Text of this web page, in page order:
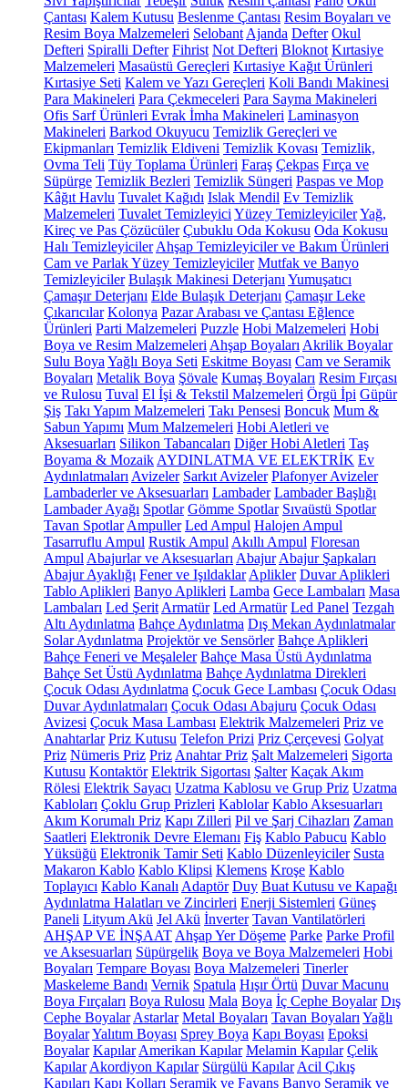
Çantası Kalem Kutusu Beslenme Çantası Resim Boyaları ve
Resim Boya Malzemeleri Selobant Ajanda Defter Okul
Defteri Spiralli Defter Fihrist Not Defteri Bloknot Kırtasiye
Malzemeleri Masaüstü Gereçleri Kırtasiye Kağıt Ürünleri
Kırtasiye Seti Kalem ve Yazı Gereçleri Koli Bandı Makinesi
Para Makineleri Para Çekmeceleri Para Sayma Makineleri
Ofis Sarf Ürünleri Evrak İmha Makineleri Laminasyon
Makineleri Barkod Okuyucu Temizlik Gereçleri ve
Ekipmanları Temizlik Eldiveni Temizlik Kovası Temizlik,
Ovma Teli Tüy Toplama Ürünleri Faraş Çekpas Fırça ve
Süpürge Temizlik Bezleri Temizlik Süngeri Paspas ve Mop
Kâğıt Havlu Tuvalet Kağıdı Islak Mendil Ev Temizlik
Malzemeleri Tuvalet Temizleyici Yüzey TemizleyicilerYağ,
Kireç ve Pas Çözücüler Çubuklu Oda Kokusu Oda Kokusu
Halı Temizleyiciler Ahşap Temizleyiciler ve Bakım Ürünleri
Cam ve Parlak Yüzey Temizleyiciler Mutfak ve Banyo
Temizleyiciler Bulaşık Makinesi Deterjanı Yumuşatıcı
Çamaşır Deterjanı Elde Bulaşık Deterjanı Çamaşır Leke
Çıkarıcılar Kolonya Pazar Arabası ve Çantası Eğlence
Ürünleri Parti Malzemeleri Puzzle Hobi Malzemeleri Hobi
Boya ve Resim Malzemeleri Ahşap Boyaları Akrilik Boyalar
Sulu Boya Yağlı Boya Seti Eskitme Boyası Cam ve Seramik
Boyaları Metalik Boya Şövale Kumaş Boyaları Resim Fırçası
ve Rulosu Tuval El İşi & Tekstil Malzemeleri Örgü İpi Güpür
Şiş Takı Yapım Malzemeleri Takı Pensesi Boncuk Mum &
Sabun Yapımı Mum Malzemeleri Hobi Aletleri ve
Aksesuarları Silikon Tabancaları Diğer Hobi Aletleri Taş
Boyama & Mozaik AYDINLATMA VE ELEKTRİK Ev
Aydınlatmaları Avizeler Sarkıt Avizeler Plafonyer Avizeler
Lambaderler ve Aksesuarları Lambader Lambader Başlığı
Lambader Ayağı Spotlar Gömme Spotlar Sıvaüstü Spotlar
Tavan Spotlar Ampuller Led Ampul Halojen Ampul
Tasarruflu Ampul Rustik Ampul Akıllı Ampul Floresan
Ampul Abajurlar ve Aksesuarları Abajur Abajur Şapkaları
Abajur Ayaklığı Fener ve Işıldaklar Aplikler Duvar Aplikleri
Tablo Aplikleri Banyo Aplikleri Lamba Gece Lambaları Masa
Lambaları Led Şerit Armatür Led Armatür Led Panel Tezgah
Altı Aydınlatma Bahçe Aydınlatma Dış Mekan Aydınlatmalar
Solar Aydınlatma Projektör ve Sensörler Bahçe Aplikleri
Bahçe Feneri ve Meşaleler Bahçe Masa Üstü Aydınlatma
Bahçe Set Üstü Aydınlatma Bahçe Aydınlatma Direkleri
Çocuk Odası Aydınlatma Çocuk Gece Lambası Çocuk Odası
Duvar Aydınlatmaları Çocuk Odası Abajuru Çocuk Odası
Avizesi Çocuk Masa Lambası Elektrik Malzemeleri Priz ve
Anahtarlar Priz Kutusu Telefon Prizi Priz Çerçevesi Golyat
Priz Nümeris Priz Priz Anahtar Priz Şalt Malzemeleri Sigorta
Kutusu Kontaktör Elektrik Sigortası Şalter Kaçak Akım
Rölesi Elektrik Sayacı Uzatma Kablosu ve Grup Priz Uzatma
Kabloları Çoklu Grup Prizleri Kablolar Kablo Aksesuarları
Akım Korumalı Priz Kapı Zilleri Pil ve Şarj Cihazları Zaman
Saatleri Elektronik Devre Elemanı Fiş Kablo Pabucu Kablo
Yüksüğü Elektronik Tamir Seti Kablo Düzenleyiciler Susta
Makaron Kablo Kablo Klipsi Klemens Kroşe Kablo
Toplayıcı Kablo Kanalı Adaptör Duy Buat Kutusu ve Kapağı
Aydınlatma Halatları ve Zincirleri Enerji Sistemleri Güneş
Paneli Lityum Akü Jel Akü İnverter Tavan Vantilatörleri
AHŞAP VE İNŞAAT Ahşap Yer Döşeme Parke Parke Profil
ve Aksesuarları Süpürgelik Boya ve Boya Malzemeleri Hobi
Boyaları Tempare Boyası Boya Malzemeleri Tinerler
Maskeleme Bandı Vernik Spatula Hışır Örtü Duvar Macunu
Boya Fırçaları Boya Rulosu Mala Boya İç Cephe Boyalar Dış
Cephe Boyalar Astarlar Metal Boyaları Tavan Boyaları Yağlı
BoyalarYalıtım Boyası Sprey Boya Kapı Boyası Epoksi
Boyalar Kapılar Amerikan Kapılar Melamin Kapılar Çelik
Kapılar Akordiyon Kapılar Sürgülü Kapılar Acil Çıkış
Kapıları Kapı Kolları Seramik ve Fayans Banyo Seramik ve